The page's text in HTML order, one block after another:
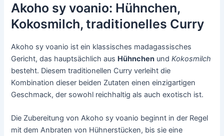
Akoho sy voanio: Hühnchen,
Kokosmilch, traditionelles Curry
Akoho sy voanio ist ein klassisches madagassisches
Gericht, das hauptsächlich aus Hühnchen undKokosmilch
besteht. Diesem traditionellen Curry verleiht die
Kombination dieser beiden Zutaten einen einzigartigen
Geschmack, der sowohl reichhaltig als auch exotisch ist.
Die Zubereitung von Akoho sy voanio beginnt in der Regel
mit dem Anbraten von Hühnerstücken, bis sie eine